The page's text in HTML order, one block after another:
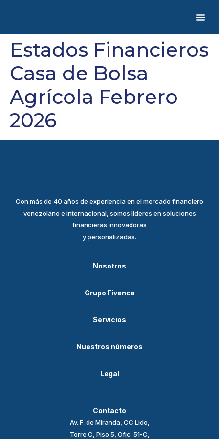
Estados Financieros
Casa de Bolsa
Agrícola Febrero
2026
Con más de 40 años de experiencia en el mercado financiero
venezolano e internacional, somos líderes en soluciones
financieras innovadoras
y personalizadas.
Nosotros
Grupo Fivenca
Servicios
Nuestros números
Legal
Contacto
Av. F. de Miranda, CC Lido,
Torre C, Piso 5, Ofic. 51-C,